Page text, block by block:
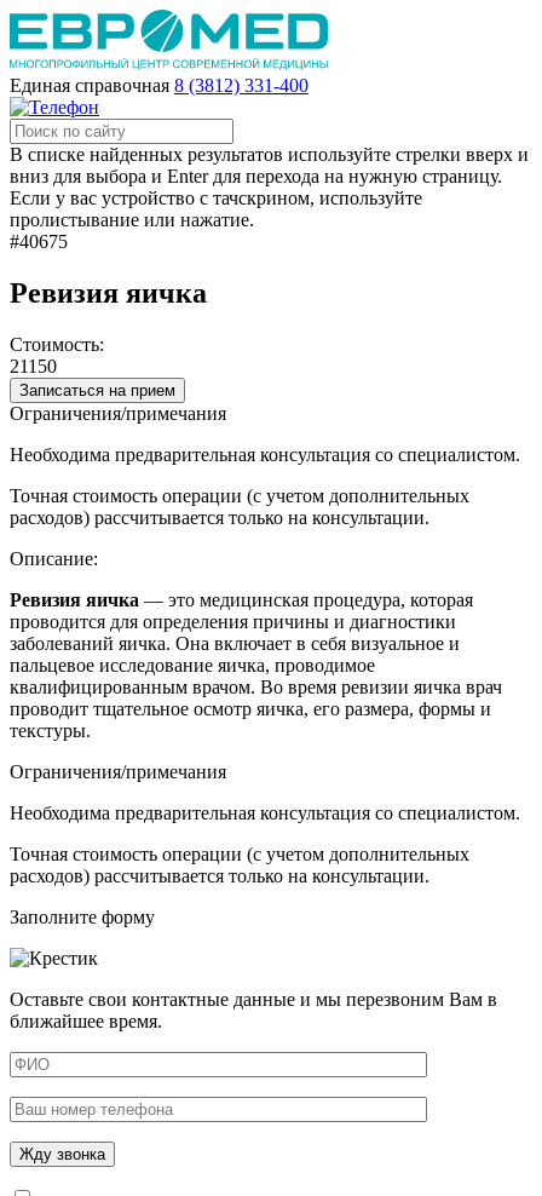
Единая справочная 8 (3812) 331-400
В списке найденных результатов используйте стрелки вверх и
вниз для выбора и Enter для перехода на нужную страницу.
Если у вас устройство с тачскрином, используйте
пролистывание или нажатие.
#40675
Ревизия яичка
Стоимость:
21150
Записаться на прием
Ограничения/примечания
Необходима предварительная консультация со специалистом.
Точная стоимость операции (с учетом дополнительных
расходов) рассчитывается только на консультации.
Описание:
Ревизия яичка — это медицинская процедура, которая
проводится для определения причины и диагностики
заболеваний яичка. Она включает в себя визуальное и
пальцевое исследование яичка, проводимое
квалифицированным врачом. Во время ревизии яичка врач
проводит тщательное осмотр яичка, его размера, формы и
текстуры.
Ограничения/примечания
Необходима предварительная консультация со специалистом.
Точная стоимость операции (с учетом дополнительных
расходов) рассчитывается только на консультации.
Заполните форму
Оставьте свои контактные данные и мы перезвоним Вам в
ближайшее время.